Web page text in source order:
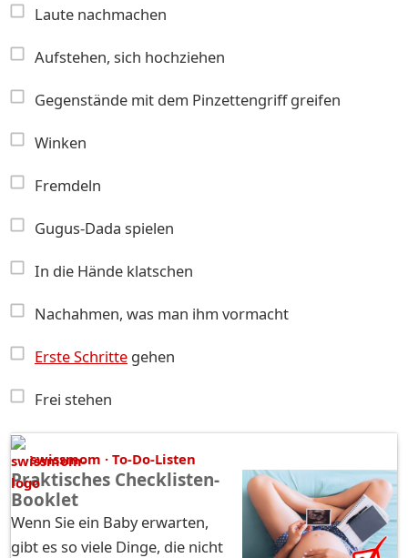
Laute nachmachen
Aufstehen, sich hochziehen
Gegenstände mit dem Pinzettengriff greifen
Winken
Fremdeln
Gugus-Dada spielen
In die Hände klatschen
Nachahmen, was man ihm vormacht
Erste Schritte gehen
Frei stehen
swissmom · To-Do-Listen
Praktisches Checklisten-
Booklet
Wenn Sie ein Baby erwarten,
gibt es so viele Dinge, die nicht